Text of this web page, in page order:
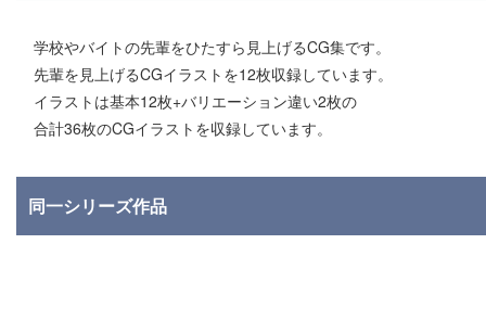
学校やバイトの先輩をひたすら見上げるCG集です。
先輩を見上げるCGイラストを12枚収録しています。
イラストは基本12枚+バリエーション違い2枚の
合計36枚のCGイラストを収録しています。
同一シリーズ作品